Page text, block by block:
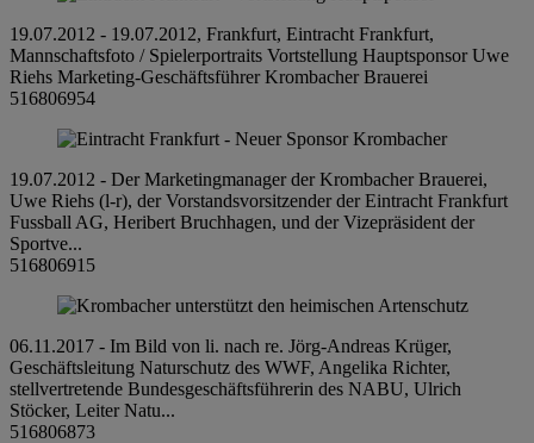
19.07.2012 - 19.07.2012, Frankfurt, Eintracht Frankfurt,
Mannschaftsfoto / Spielerportraits Vortstellung Hauptsponsor Uwe
Riehs Marketing-Geschäftsführer Krombacher Brauerei
516806954
19.07.2012 - Der Marketingmanager der Krombacher Brauerei,
Uwe Riehs (l-r), der Vorstandsvorsitzender der Eintracht Frankfurt
Fussball AG, Heribert Bruchhagen, und der Vizepräsident der
Sportve...
516806915
06.11.2017 - Im Bild von li. nach re. Jörg-Andreas Krüger,
Geschäftsleitung Naturschutz des WWF, Angelika Richter,
stellvertretende Bundesgeschäftsführerin des NABU, Ulrich
Stöcker, Leiter Natu...
516806873